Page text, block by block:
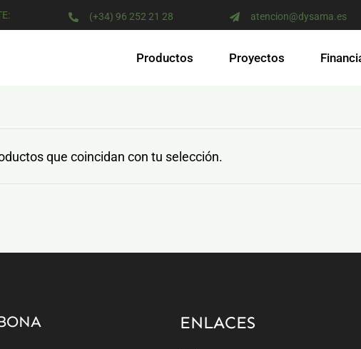
(+34) 96 252 21 28 atencion@dysama.es
Productos Proyectos
que coincidan con tu selección.
ENLACES